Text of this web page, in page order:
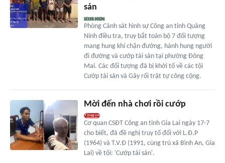
sản
Phòng Cảnh sát hình sự Công an tỉnh Quảng
Ninh điều tra, truy bắt toàn bộ 7 đối tượng
mang hung khí chặn đường, hành hung người
đi đường và cướp tài sản tại phường Đông
Mai. Các đối tượng đã bị khởi tố về các tội
Cướp tài sản và Gây rối trật tự công cộng.
Mời đến nhà chơi rồi cướp
Cơ quan CSĐT Công an tỉnh Gia Lai ngày 17-7
cho biết, đã đề nghị truy tố đối với L.Đ.P
(1964) và T.V.Đ (1991, cùng trú xã Bình An, Gia
Lai) về tội: 'Cướp tài sản'.